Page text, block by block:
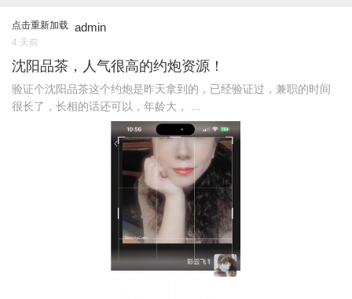
点击重新加载 admin
4 天前
沈阳品茶，人气很高的约炮资源！
验证个沈阳品茶这个约炮是昨天拿到的，已经验证过，兼职的时间
很长了，长相的话还可以，年龄大， ...